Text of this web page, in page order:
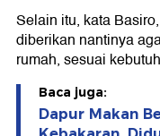
Selain itu, kata
diberikan nantinya
rumah, sesuai
Baca juga:
Dapur Makan